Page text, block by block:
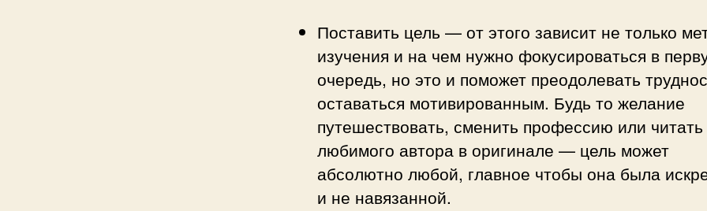
Поставить цель — от этого зависит не только
изучения и на чем нужно фокусироваться в
очередь, но это и поможет преодолевать
оставаться мотивированным. Будь то желание
путешествовать, сменить профессию или читать
любимого автора в оригинале — цель может
абсолютно любой, главное чтобы она была
и не навязанной.